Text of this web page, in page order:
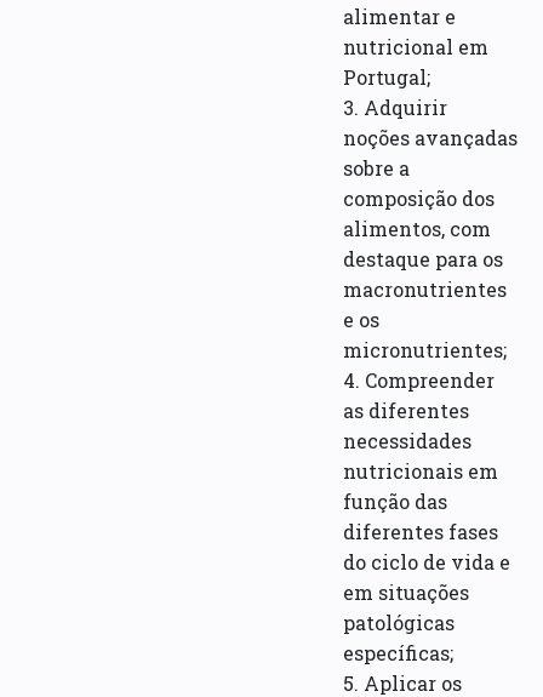
alimentar e
nutricional em
Portugal;
3. Adquirir
noções avançadas
sobre a
composição dos
alimentos, com
destaque para os
macronutrientes
e os
micronutrientes;
4. Compreender
as diferentes
necessidades
nutricionais em
função das
diferentes fases
do ciclo de vida e
em situações
patológicas
específicas;
5. Aplicar os